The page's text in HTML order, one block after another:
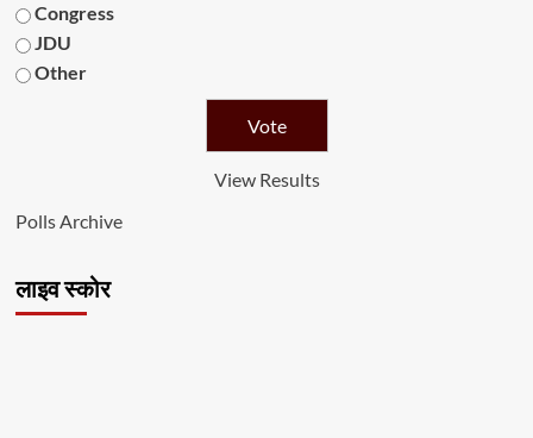
Congress
JDU
Other
View Results
Polls Archive
लाइव स्कोर